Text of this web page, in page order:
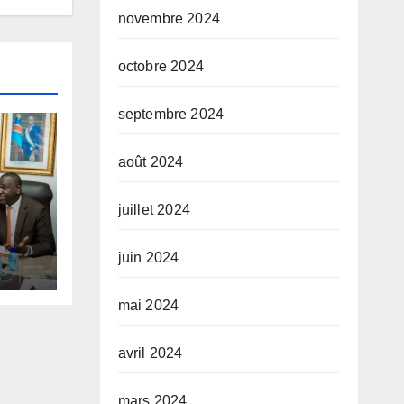
novembre 2024
octobre 2024
septembre 2024
août 2024
juillet 2024
juin 2024
mai 2024
avril 2024
mars 2024